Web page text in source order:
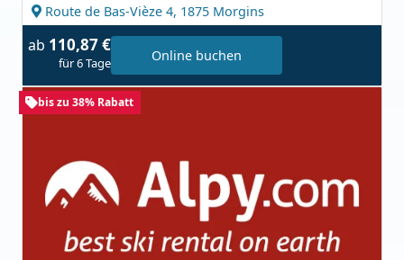
Route de Bas-Vièze 4, 1875 Morgins
ab 110,87 €
für 6 Tage Online buchen
bis zu 38% Rabatt